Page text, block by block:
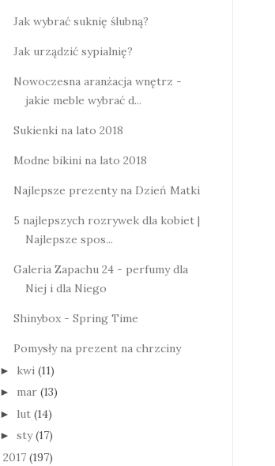
Jak wybrać suknię ślubną?
Jak urządzić sypialnię?
Nowoczesna aranżacja wnętrz -
jakie meble wybrać d...
Sukienki na lato 2018
Modne bikini na lato 2018
Najlepsze prezenty na Dzień Matki
5 najlepszych rozrywek dla kobiet |
Najlepsze spos...
Galeria Zapachu 24 - perfumy dla
Niej i dla Niego
Shinybox - Spring Time
Pomysły na prezent na chrzciny
► kwi (11)
► mar (13)
► lut (14)
► sty (17)
2017 (197)